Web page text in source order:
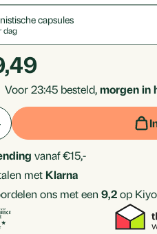
capsules
dag
Voor 23:45 besteld,morgen in
vanaf €15,-
met Klarna
ons met een 9,2op